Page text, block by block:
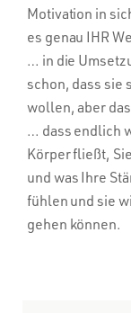
Motivation in
es genau IHR
… in die
schon, dass sie
wollen, aber
… dass endlich
Körper fließt,
und was Ihre
fühlen und sie
gehen können.